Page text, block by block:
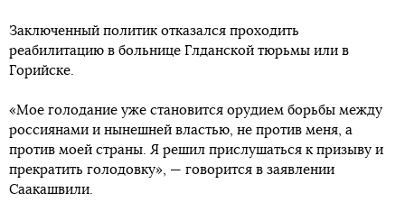
Заключенный политик отказался проходить
реабилитацию в больнице Глданской тюрьмы или в
Горийске.
«Мое голодание уже становится орудием борьбы между
россиянами и нынешней властью, не против меня, а
против моей страны. Я решил прислушаться к призыву и
прекратить голодовку», — говорится в заявлении
Саакашвили.